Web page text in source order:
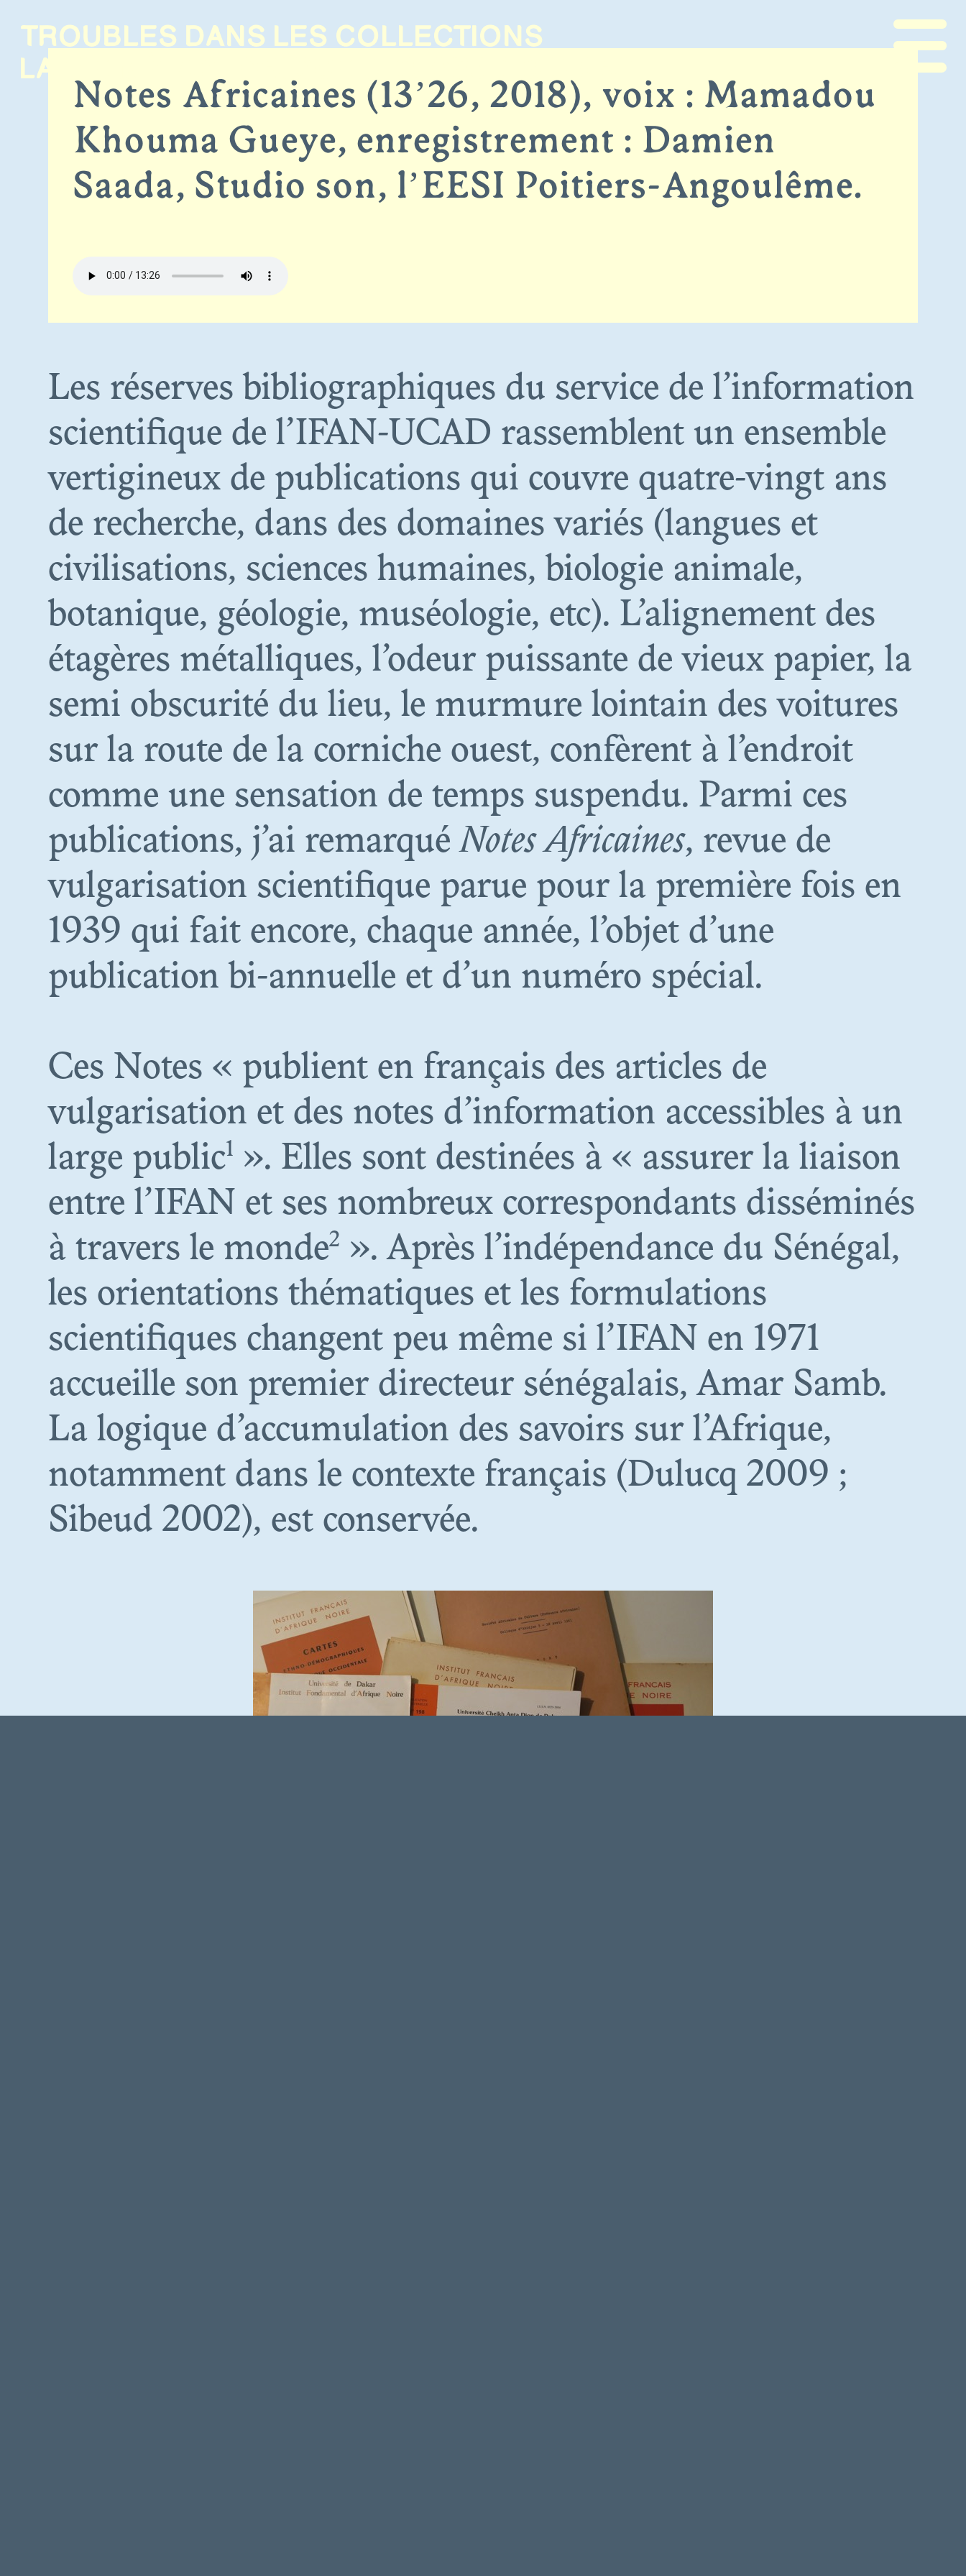
TROUBLES DANS LES COLLECTIONS
LA VIE MÉTAPHORIQUE DES OBJETS D'ART
Notes Africaines (13’26, 2018), voix : Mamadou
Khouma Gueye, enregistrement : Damien
Saada, Studio son, l’EESI Poitiers-Angoulême.
Les réserves bibliographiques du service de l’information
scientifique de l’IFAN-UCAD rassemblent un ensemble
vertigineux de publications qui couvre quatre-vingt ans
de recherche, dans des domaines variés (langues et
civilisations, sciences humaines, biologie animale,
botanique, géologie, muséologie, etc). L’alignement des
étagères métalliques, l’odeur puissante de vieux papier, la
semi obscurité du lieu, le murmure lointain des voitures
sur la route de la corniche ouest, confèrent à l’endroit
comme une sensation de temps suspendu. Parmi ces
publications, j’ai remarquéNotes Africaines, revue de
vulgarisation scientifique parue pour la première fois en
1939 qui fait encore, chaque année, l’objet d’une
publication bi-annuelle et d’un numéro spécial.
Ces Notes « publient en français des articles de
vulgarisation et des notes d’information accessibles à un
large public1 ». Elles sont destinées à « assurer la liaison
entre l’IFAN et ses nombreux correspondants disséminés
à travers le monde2 ». Après l’indépendance du Sénégal,
les orientations thématiques et les formulations
scientifiques changent peu même si l’IFAN en 1971
accueille son premier directeur sénégalais, Amar Samb.
La logique d’accumulation des savoirs sur l’Afrique,
notamment dans le contexte français (Dulucq 2009 ;
Sibeud 2002), est conservée.
Présentation
En débat
À propos
N. 09
THE NEXT SHOT OF
RESTITUTION: SCENES FROM
MOZAMBIQUE
N. 08
LE MUSÉE DYNAMIQUE.
THÉÂTRE DE LA
DÉCOLONISATION
N. 07
AU SEUIL DE LA
CONSERVATION
N. 06
PHOTOTHÈQUES
COLONIALES EN HÉRITAGE
N. 05
OBJETS ET PATRIMOINES
DES GRASSFIELDS : AU-DELÀ
DE LA MATIÈRE… EN QUÊTE
N. 04